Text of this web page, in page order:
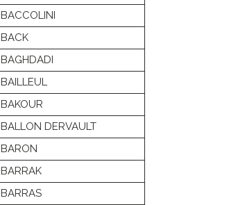
BACCOLINI
BACK
BAGHDADI
BAILLEUL
BAKOUR
BALLON DERVAULT
BARON
BARRAK
BARRAS